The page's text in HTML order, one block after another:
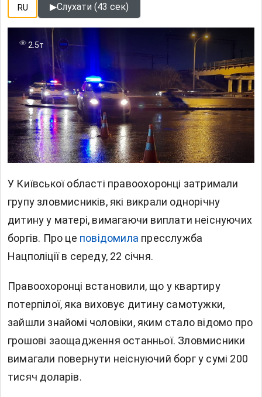
RU ▶Слухати (43 сек)
2.5т
У Київської області правоохоронці затримали
групу зловмисників, які викрали однорічну
дитину у матері, вимагаючи виплати неіснуючих
боргів. Про це повідомила пресслужба
Нацполіції в середу, 22 січня.
Правоохоронці встановили, що у квартиру
потерпілої, яка виховує дитину самотужки,
зайшли знайомі чоловіки, яким стало відомо про
грошові заощадження останньої. Зловмисники
вимагали повернути неіснуючий борг у сумі 200
тисяч доларів.